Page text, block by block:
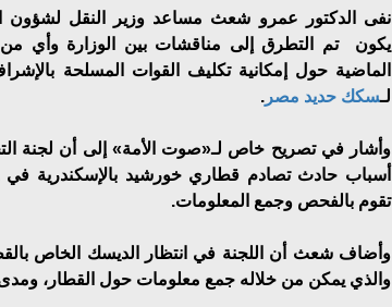
نفى الدكتور عمرو شعث مساعد وزير النقل لشؤون
يكون تم التطرق إلى مناقشات بين الوزارة وأي من
الماضية حول إمكانية تكليف القوات المسلحة
لـسكك حديد مصر .
وأشار في تصريح خاص لـ«صوت الأمة» إلى أن لجنة
تقوم بالفحص وجمع المعلومات.
وأضاف شعث أن اللجنة في انتظار الديسك الخاص
والذي يمكن من خلاله جمع معلومات حول القطار،